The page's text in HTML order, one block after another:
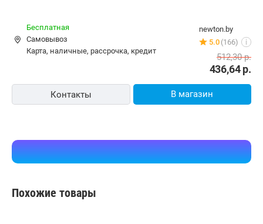
newton.by
5.0 (166) i
Бесплатная
Самовывоз
карта, наличные, рассрочка, кредит
436,64р.
512,30р.
Контакты В магазин
Похожие товары